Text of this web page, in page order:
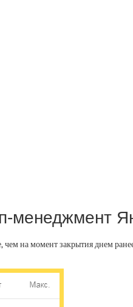
менеджмент
чем на момент закрытия днем